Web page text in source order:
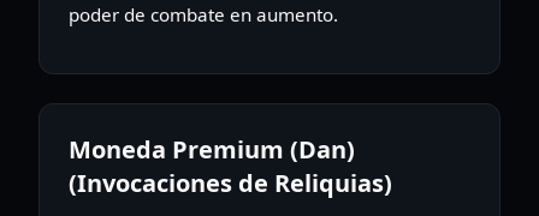
poder de combate en aumento.
Moneda Premium (Dan)
(Invocaciones de Reliquias)